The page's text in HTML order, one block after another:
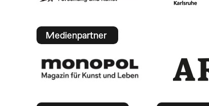
Medienpartner